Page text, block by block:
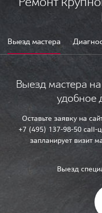
Выезд мастера
Выезд мастера
удобное
Оставьте заявку на
+7 (495) 137-98-50 call-
запланирует визит
Выезд